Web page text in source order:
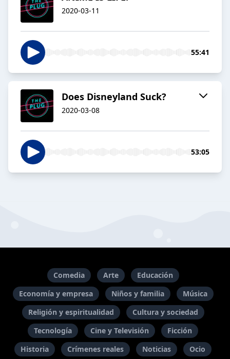
2020-03-11
55:41
Does Disneyland Suck?
2020-03-08
53:05
Comedia Arte
Educación
Economía y empresa
Niños y familia
Música
Religión y espiritualidad
Cultura y sociedad
Tecnología
Cine y Televisión
Ficción
Historia
Crímenes reales Noticias Ocio